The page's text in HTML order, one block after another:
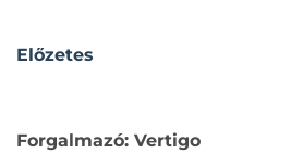
Előzetes
Forgalmazó: Vertigo